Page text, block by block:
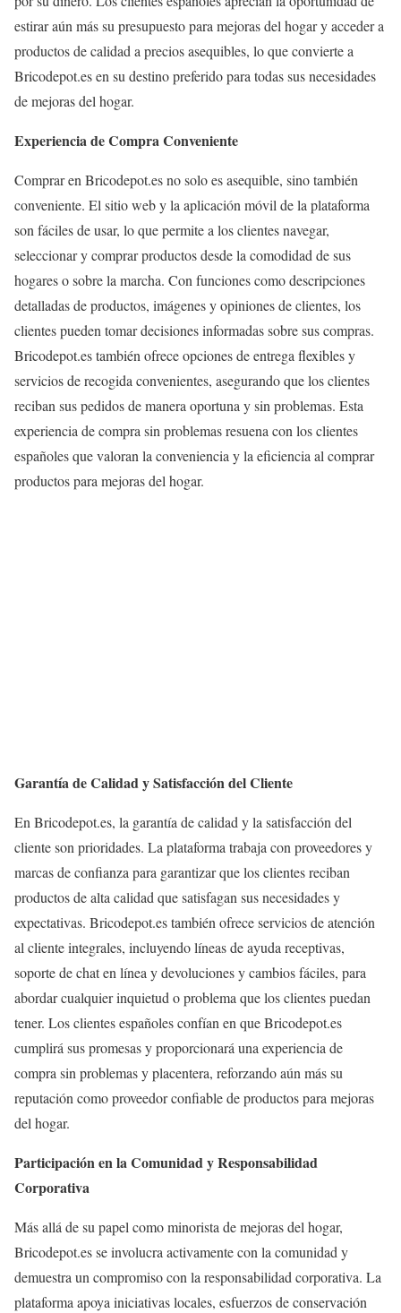
estirar aún más su presupuesto para mejoras del hogar y acceder a
productos de calidad a precios asequibles, lo que convierte a
Bricodepot.es en su destino preferido para todas sus necesidades
de mejoras del hogar.
Experiencia de Compra Conveniente
Comprar en Bricodepot.es no solo es asequible, sino también
conveniente. El sitio web y la aplicación móvil de la plataforma
son fáciles de usar, lo que permite a los clientes navegar,
seleccionar y comprar productos desde la comodidad de sus
hogares o sobre la marcha. Con funciones como descripciones
detalladas de productos, imágenes y opiniones de clientes, los
clientes pueden tomar decisiones informadas sobre sus compras.
Bricodepot.es también ofrece opciones de entrega flexibles y
servicios de recogida convenientes, asegurando que los clientes
reciban sus pedidos de manera oportuna y sin problemas. Esta
experiencia de compra sin problemas resuena con los clientes
españoles que valoran la conveniencia y la eficiencia al comprar
productos para mejoras del hogar.
Garantía de Calidad y Satisfacción del Cliente
En Bricodepot.es, la garantía de calidad y la satisfacción del
cliente son prioridades. La plataforma trabaja con proveedores y
marcas de confianza para garantizar que los clientes reciban
productos de alta calidad que satisfagan sus necesidades y
expectativas. Bricodepot.es también ofrece servicios de atención
al cliente integrales, incluyendo líneas de ayuda receptivas,
soporte de chat en línea y devoluciones y cambios fáciles, para
abordar cualquier inquietud o problema que los clientes puedan
tener. Los clientes españoles confían en que Bricodepot.es
cumplirá sus promesas y proporcionará una experiencia de
compra sin problemas y placentera, reforzando aún más su
reputación como proveedor confiable de productos para mejoras
del hogar.
Participación en la Comunidad y Responsabilidad
Corporativa
Más allá de su papel como minorista de mejoras del hogar,
Bricodepot.es se involucra activamente con la comunidad y
demuestra un compromiso con la responsabilidad corporativa. La
plataforma apoya iniciativas locales, esfuerzos de conservación